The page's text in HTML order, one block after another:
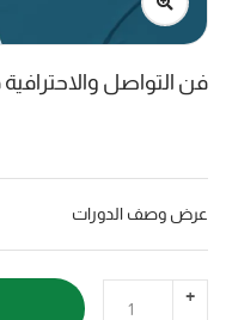
فن التواصل
عرض وصف الدورات